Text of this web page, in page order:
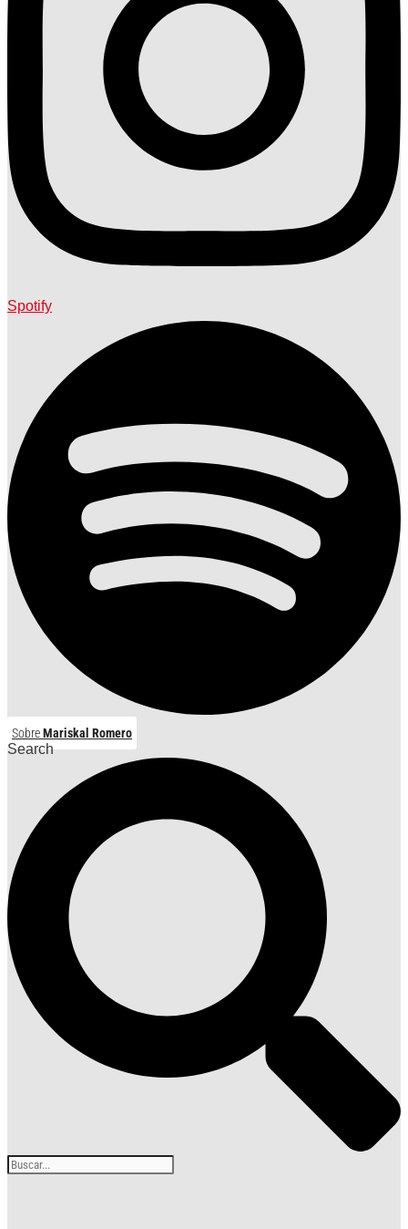
Spotify
SobreMariskal Romero
Search